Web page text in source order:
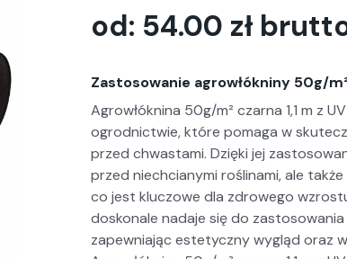
od: 54.00 zł
Zastosowanie agrowłókniny 50g/
Agrowłókn­i­na 50g/m² czarna 1,1 m z
ogrod­nictwie, które poma­ga w
przed chwasta­mi. Dzię­ki jej
przed niech­ciany­mi rośli­na­mi, ale
co jest kluc­zowe dla zdrowego
doskonale nada­je się do
zapew­ni­a­jąc este­ty­czny wygląd oraz